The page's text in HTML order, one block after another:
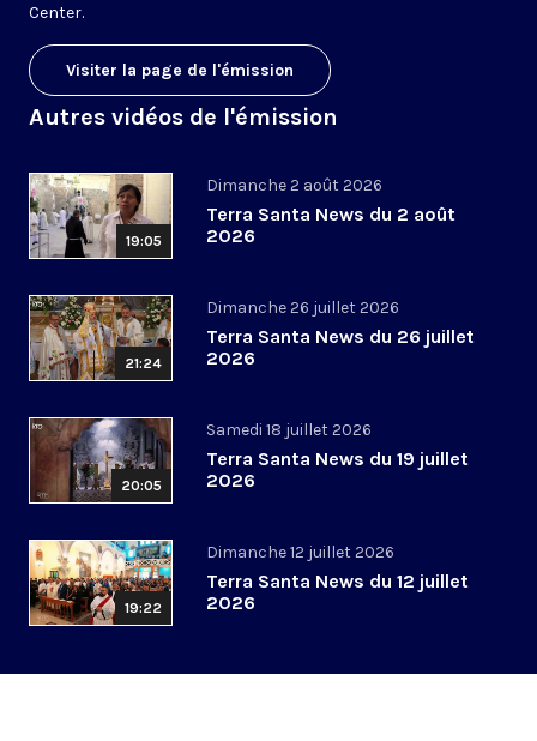
Center.
Visiter la page de l'émission
Autres vidéos de l'émission
19:05
Dimanche 2 août 2026
Terra Santa News du 2 août
2026
21:24
Dimanche 26 juillet 2026
Terra Santa News du 26 juillet
2026
20:05
Samedi 18 juillet 2026
Terra Santa News du 19 juillet
2026
19:22
Dimanche 12 juillet 2026
Terra Santa News du 12 juillet
2026